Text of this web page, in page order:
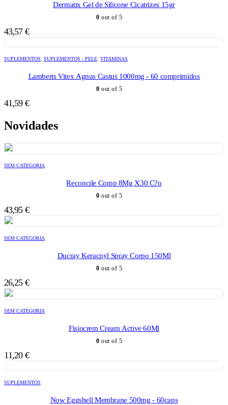
Dermatix Gel de Silicone Cicatrizes 15gr
0 out of 5
43,57 €
SUPLEMENTOS SUPLEMENTOS - PELE VITAMINAS
Lamberts Vitex Agnus Castus 1000mg - 60 comprimidos
0 out of 5
41,59 €
Novidades
SEM CATEGORIA
Reconcile Comp 8Mg X30 C?o
0 out of 5
43,95 €
SEM CATEGORIA
Ducray Keracnyl Spray Corpo 150Ml
0 out of 5
26,25 €
SEM CATEGORIA
Fisiocrem Cream Active 60Ml
0 out of 5
11,20 €
SUPLEMENTOS
Now Eggshell Membrane 500mg - 60caps